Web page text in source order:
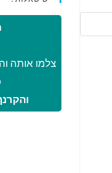
צלמו אותה